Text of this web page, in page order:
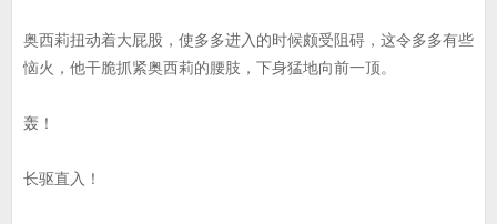
奥西莉扭动着大屁股，使多多进入的时候颇受阻碍，这令多多有些
恼火，他干脆抓紧奥西莉的腰肢，下身猛地向前一顶。
轰！
长驱直入！